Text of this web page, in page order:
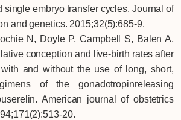
single embryo transfer cycles. Journal of
and genetics. 2015;32(5):685-9.
N, Doyle P, Campbell S, Balen A,
conception and live-birth rates after
and without the use of long, short,
of the gonadotropinreleasing
American journal of obstetrics
20.